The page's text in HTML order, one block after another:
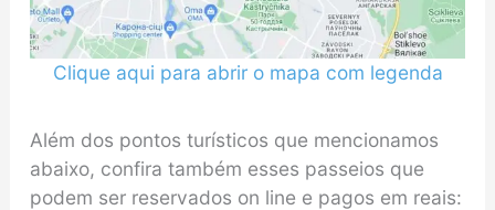
Clique aqui para abrir o mapa com legenda
Além dos pontos turísticos que mencionamos
abaixo, confira também esses passeios que
podem ser reservados on line e pagos em reais: